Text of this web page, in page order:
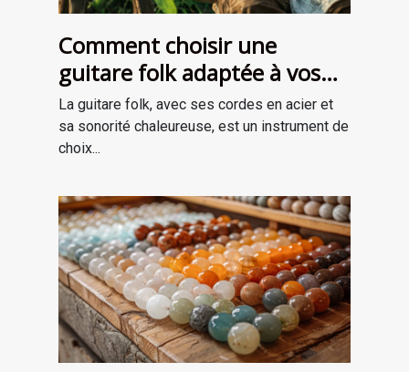
Comment choisir une
guitare folk adaptée à vos
besoins
La guitare folk, avec ses cordes en acier et
sa sonorité chaleureuse, est un instrument de
choix...